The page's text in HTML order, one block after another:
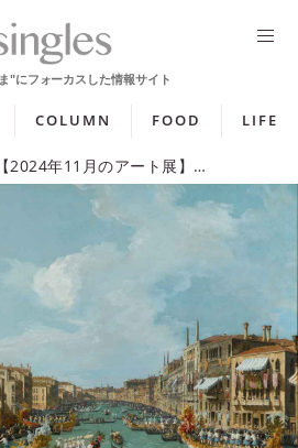
COLUMN FOOD LIFE
【2024年11月のアート展】街だけでなく地獄や心の深層まで!? さまざまな景色を楽しめる企画展5選